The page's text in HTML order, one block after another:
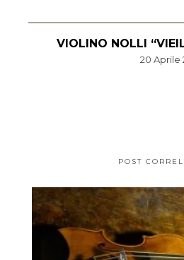
VIOLINO NOLLI
20 Aprile
POST